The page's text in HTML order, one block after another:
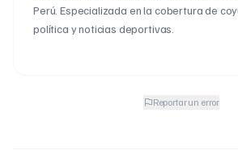
Perú. Especializada en la cobertura de
política y noticias deportivas.
Reportar un error